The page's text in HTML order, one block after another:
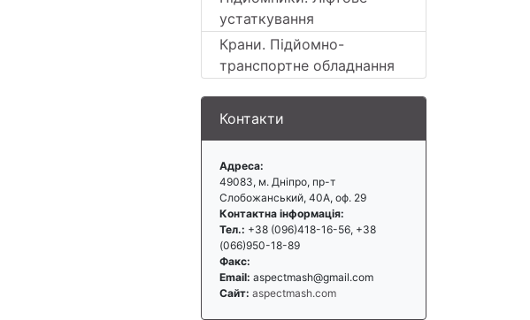
устаткування
Крани. Підйомно-
транспортне обладнання
Контакти
Адреса:
49083, м. Дніпро, пр-т
Слобожанський, 40А, оф. 29
Контактна інформація:
Тел.: +38 (096)418-16-56, +38
(066)950-18-89
Факс:
Email: aspectmash@gmail.com
Сайт: aspectmash.com